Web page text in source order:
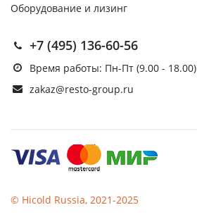
Оборудование и лизинг
+7 (495) 136-60-56
Время работы: Пн-Пт (9.00 - 18.00)
zakaz@resto-group.ru
© Hicold Russia, 2021-2025